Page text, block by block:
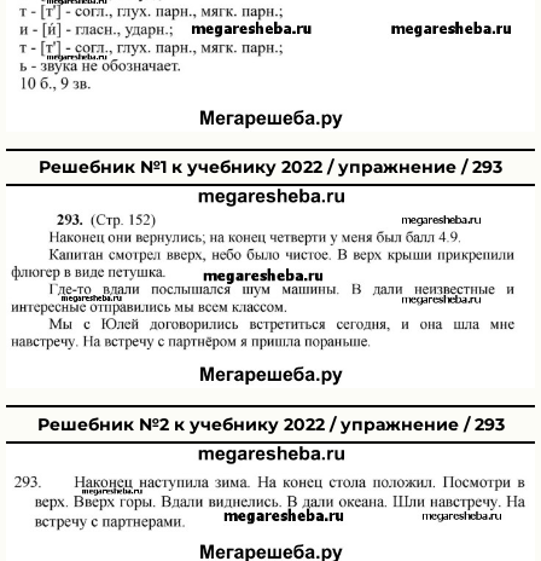
Решебник №1 к учебнику 2022 / упражнение / 293
Решебник №2 к учебнику 2022 / упражнение / 293